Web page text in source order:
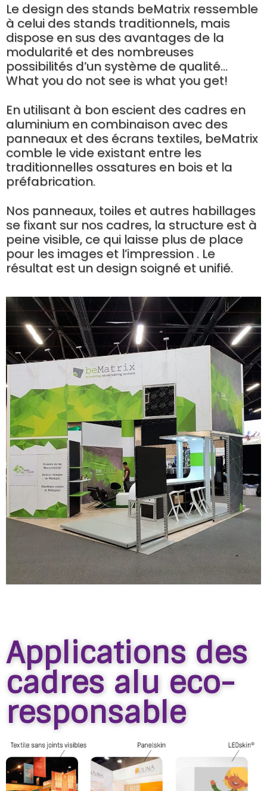
Le design des stands beMatrix ressemble
à celui des stands traditionnels, mais
dispose en sus des avantages de la
modularité et des nombreuses
possibilités d’un système de qualité…
What you do not see is what you get!
En utilisant à bon escient des cadres en
aluminium en combinaison avec des
panneaux et des écrans textiles, beMatrix
comble le vide existant entre les
traditionnelles ossatures en bois et la
préfabrication.
Nos panneaux, toiles et autres habillages
se fixant sur nos cadres, la structure est à
peine visible, ce qui laisse plus de place
pour les images et l’impression . Le
résultat est un design soigné et unifié.
Applications des
cadres alu eco-
responsable